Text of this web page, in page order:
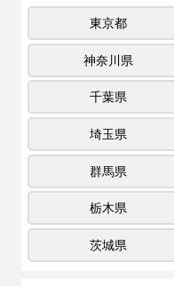
東京都
神奈川県
千葉県
埼玉県
群馬県
栃木県
茨城県